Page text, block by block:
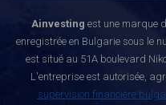
Ainvesting est une marque
enregistrée en Bulgarie sous le
est situé au 51A boulevard
L'entreprise est autorisée,
supervision financière